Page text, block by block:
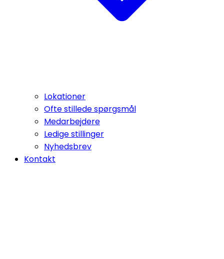
Lokationer
Ofte stillede spørgsmål
Medarbejdere
Ledige stillinger
Nyhedsbrev
Kontakt